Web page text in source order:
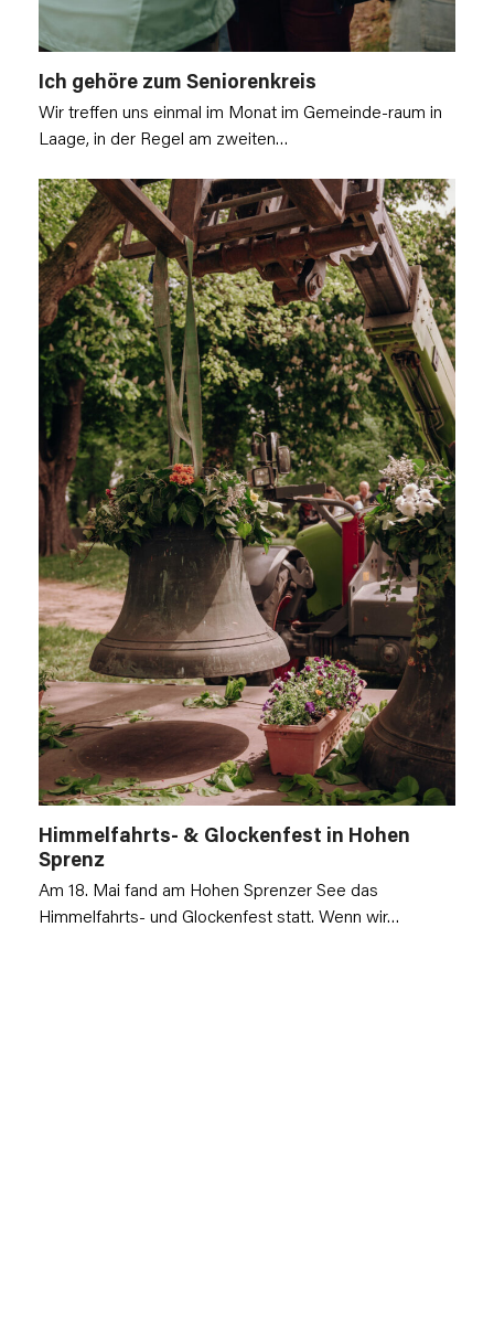
Ich gehöre zum Seniorenkreis
Wir treffen uns einmal im Monat im Gemeinde-raum in
Laage, in der Regel am zweiten…
Himmelfahrts- & Glockenfest in Hohen
Sprenz
Am 18. Mai fand am Hohen Sprenzer See das
Himmelfahrts- und Glockenfest statt. Wenn wir…